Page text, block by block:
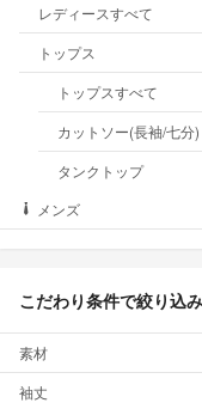
レディースすべて
トップス
トップスすべて
カットソー(長袖/七分)
タンクトップ
メンズ
こだわり条件で絞り込み
素材
袖丈